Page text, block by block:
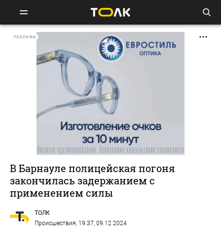
РЕКЛАМА
В Барнауле полицейская погоня
закончилась задержанием с
применением силы
ТОЛК
Происшествия, 19:37, 09.12.2024